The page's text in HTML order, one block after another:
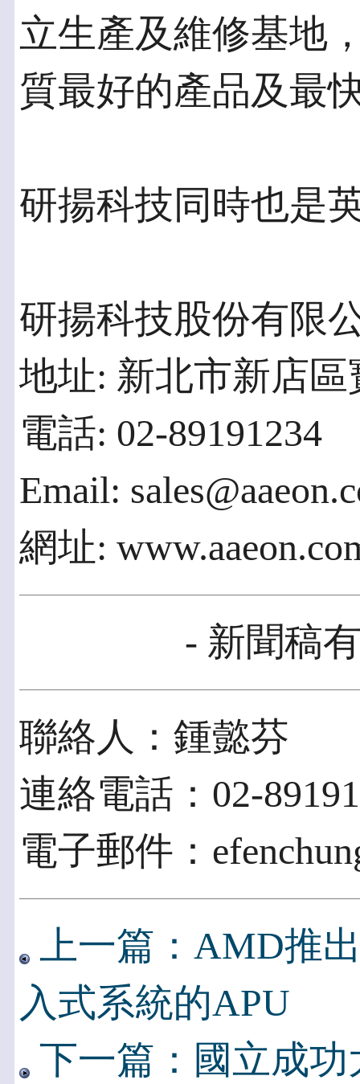
立生產及維修基地
質最好的產品及最
研揚科技同時也是
研揚科技股份有限
地址: 新北市新店區
電話: 02-89191234
Email:
網址:
- 新聞稿
聯絡人：鍾懿芬
連絡電話：02-
電子郵件：
上一篇：AMD推
入式系統的APU
下一篇：國立成